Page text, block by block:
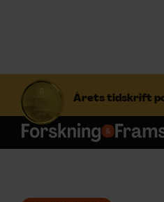
Årets tidskrift
S
f
t